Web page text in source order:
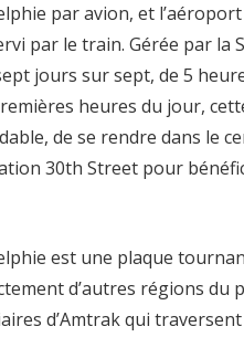
par avion, et
par le train. Gérée par la
jours sur sept, de 5
heures du jour,
de se rendre dans le
30th Street pour
est une plaque
d’autres régions du
d’Amtrak qui